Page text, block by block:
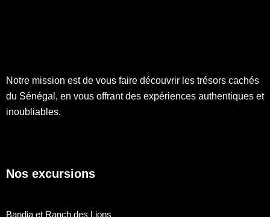
Notre mission est de vous faire découvrir les trésors cachés
du Sénégal, en vous offrant des expériences authentiques et
inoubliables.
Nos excursions
Bandia et Ranch des Lions